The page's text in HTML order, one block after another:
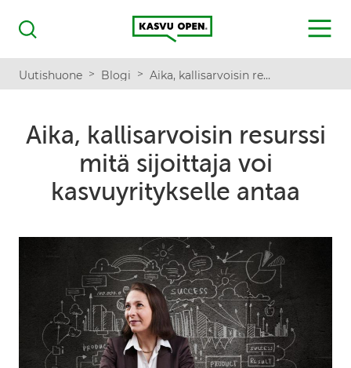
Haku
Kasvu Open
MENU
Uutishuone > Blogi > Aika, kallisarvoisin resurssi mitä sijoittaja voi kasvuyritykselle antaa
Aika, kallisarvoisin resurssi
mitä sijoittaja voi
kasvuyritykselle antaa